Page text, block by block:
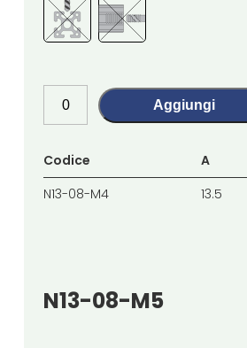
Aggiungi
Codice
N13-08-M4
A
13.5
N13-08-M5